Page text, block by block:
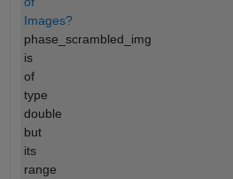
Images?
phase_scrambled_img
is
of
type
double
but
its
range